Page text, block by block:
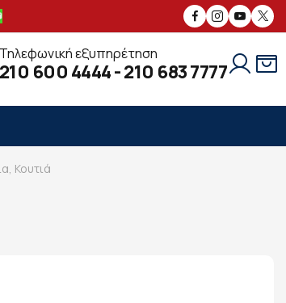
ΣΥΝΑΛΛΑΓΕΣ
Τηλεφωνική εξυπηρέτηση
600 4444-210 683 7777
Κουτιά